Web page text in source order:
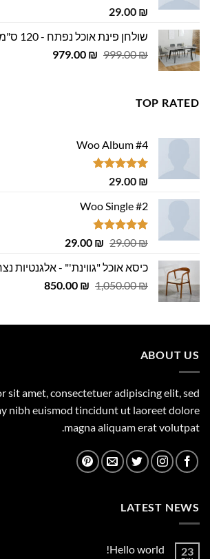
דורג5.00
29.00 ₪
שולחן פינת אוכל נפתח - 120 ס"מ נפתח ל-160 ס"מ
999.00₪
המחיר
979.00 ₪
המחיר
TOP RATED
Woo Album #4
דורג5.00
29.00 ₪
Woo Single #2
דורג4.75
29.00₪
המחיר
היה:
29.00 ₪.
29.00 ₪
המחיר
הוא:
29.00 ₪.
כיסא אוכל "גווינת'" - אלגנטיות
1,050.00₪
המחיר
1,050.00 ₪.
850.00 ₪
המחיר
850.00 ₪.
ABOUT US
sit amet, consectetuer adipiscing elit, sed
nibh euismod tincidunt ut laoreet dolore
magna aliquam erat volutpat.
LATEST NEWS
23
Hello world!